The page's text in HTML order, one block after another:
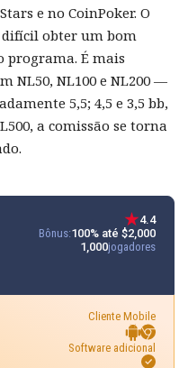
e no CoinPoker. O
difícil obter um bom
programa. É mais
NL50, NL100 e NL200 —
5,5; 4,5 e 3,5 bb,
a comissão se torna
4.4
Bônus:100% até $2,000
1,000jogadores
Cliente Mobile
Software adicional